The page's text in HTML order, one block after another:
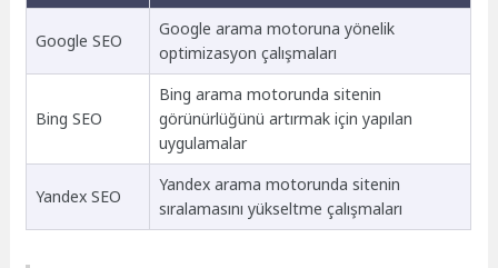
Google SEO
Google arama motoruna yönelik
optimizasyon çalışmaları
Bing SEO
Bing arama motorunda sitenin
görünürlüğünü artırmak için yapılan
uygulamalar
Yandex SEO
Yandex arama motorunda sitenin
sıralamasını yükseltme çalışmaları